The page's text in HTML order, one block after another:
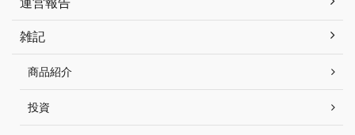
雑記
商品紹介
投資